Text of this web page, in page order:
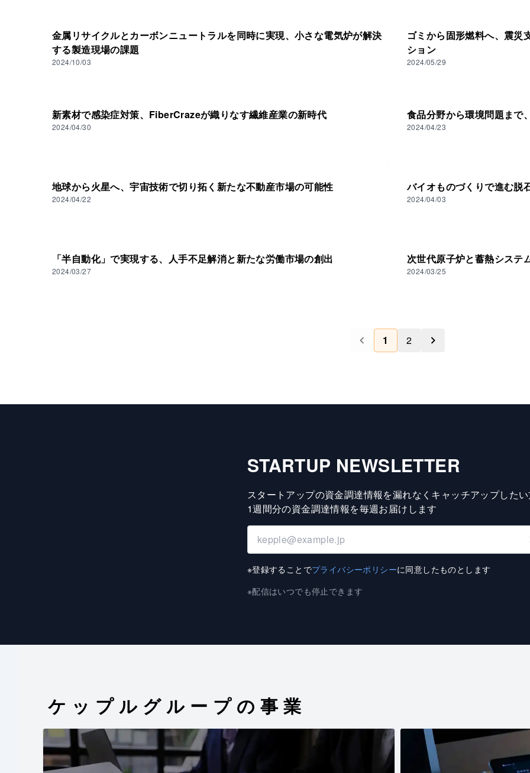
金属リサイクルとカーボンニュートラルを同時に実現、小さな電気炉が解決
する製造現場の課題
2024/10/03
ゴミから固形燃料へ、震災
ション
2024/05/29
新素材で感染症対策、FiberCrazeが織りなす繊維産業の新時代
2024/04/30
食品分野から環境問題まで
2024/04/23
地球から火星へ、宇宙技術で切り拓く新たな不動産市場の可能性
2024/04/22
バイオものづくりで進む脱
2024/04/03
「半自動化」で実現する、人手不足解消と新たな労働市場の創出
2024/03/27
次世代原子炉と蓄熱システ
2024/03/25
1 2
STARTUP NEWSLETTER
スタートアップの資金調達情報を漏れなくキャッチアップした
1週間分の資金調達情報を毎週お届けします
※登録することでプライバシーポリシーに同意したものとします
※配信はいつでも停止できます
ケップルグループの事業